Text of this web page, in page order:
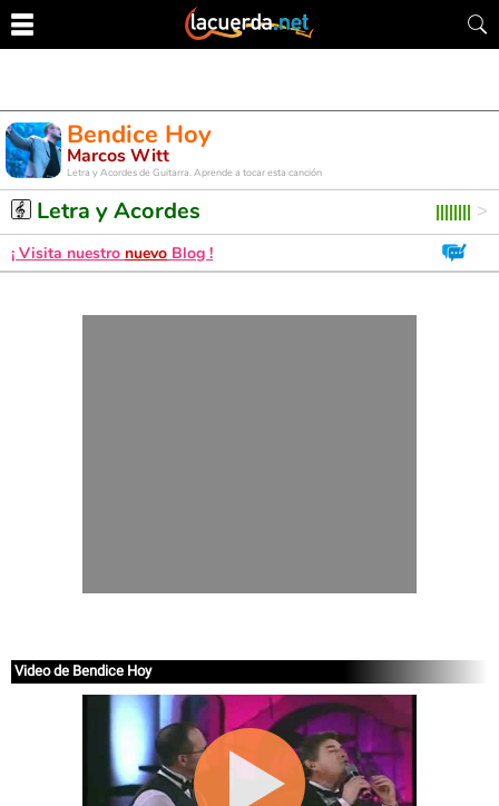
Bendice Hoy
Marcos Witt
Letra y Acordes de Guitarra. Aprende a tocar esta canción
Letra y Acordes
¡ Visita nuestro nuevo Blog !
Video de Bendice Hoy